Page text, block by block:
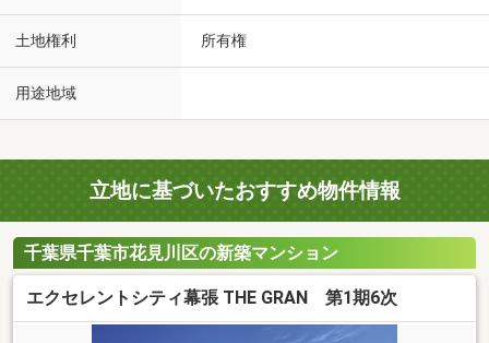
土地権利 所有権
用途地域
立地に基づいたおすすめ物件情報
千葉県千葉市花見川区の新築マンション
エクセレントシティ幕張 THE GRAN 第1期6次